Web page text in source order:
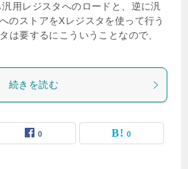
用レジスタへのロードと、逆に汎
のストアをXレジスタを使って行う
は要するにこういうことなので、
続きを読む
0 0